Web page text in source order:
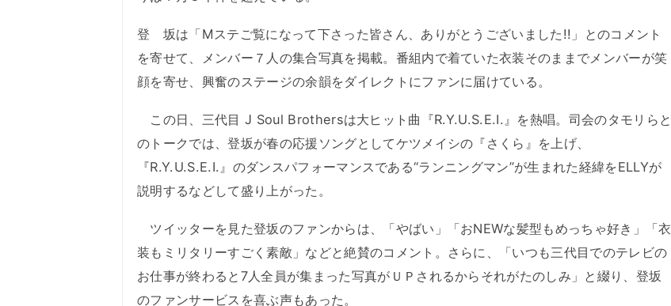
登 坂は「Mステご覧になって下さった皆さん、ありがとうございました!!」とのコメント
を寄せて、メンバー７人の集合写真を掲載。番組内で着ていた衣装そのままでメンバーが笑
顔を寄せ、興奮のステージの余韻をダイレクトにファンに届けている。
この日、三代目 J Soul Brothersは大ヒット曲『R.Y.U.S.E.I.』を熱唱。司会のタモリらと
のトークでは、登坂が春の応援ソングとしてケツメイシの『さくら』を上げ、
『R.Y.U.S.E.I.』のダンスパフォーマンスである“ランニングマン”が生まれた経緯をELLYが
説明するなどして盛り上がった。
ツイッターを見た登坂のファンからは、「やばい」「おNEWな髪型もめっちゃ好き」「衣
装もミリタリーすごく素敵」などと絶賛のコメント。さらに、「いつも三代目でのテレビの
お仕事が終わると7人全員が集まった写真がＵＰされるからそれがたのしみ」と綴り、登坂
のファンサービスを喜ぶ声もあった。